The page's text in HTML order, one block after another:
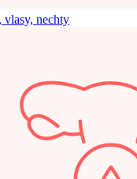
vlasy, nechty